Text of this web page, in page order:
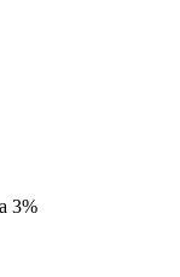
3%